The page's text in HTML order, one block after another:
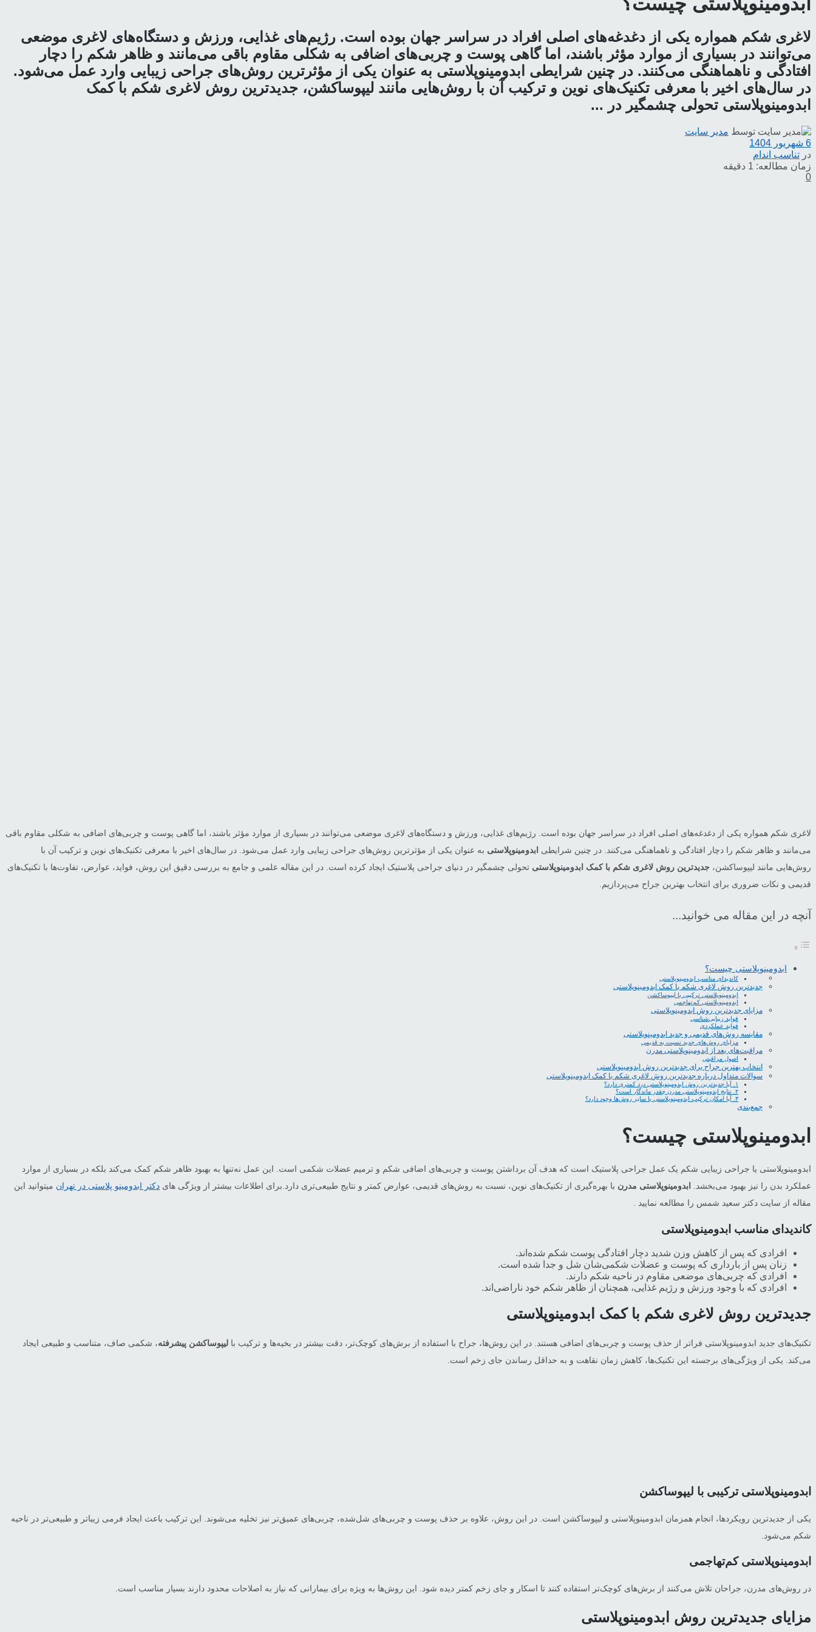
لاغری شکم همواره یکی از دغدغه‌های اصلی افراد در سراسر جهان بوده است. رژیم‌های غذایی، ورزش و دستگاه‌های لاغری موضعی
می‌توانند در بسیاری از موارد مؤثر باشند، اما گاهی پوست و چربی‌های اضافی به شکلی مقاوم باقی می‌مانند و ظاهر شکم را دچار
افتادگی و ناهماهنگی می‌کنند. در چنین شرایطی ابدومینوپلاستی به عنوان یکی از مؤثرترین روش‌های جراحی زیبایی وارد عمل می‌شود.
در سال‌های اخیر با معرفی تکنیک‌های نوین و ترکیب آن با روش‌هایی مانند لیپوساکشن، جدیدترین روش لاغری شکم با کمک
ابدومینوپلاستی تحولی چشمگیر در ...
توسط مدیر سایت
6 شهریور 1404
در تناسب اندام
زمان مطالعه: 1 دقیقه
0
لاغری شکم همواره یکی از دغدغه‌های اصلی افراد در سراسر جهان بوده است. رژیم‌های غذایی، ورزش و دستگاه‌های لاغری موضعی می‌توانند در بسیاری از موارد مؤثر باشند، اما گاهی پوست و چربی‌های اضافی به شکلی مقاوم باقی
می‌مانند و ظاهر شکم را دچار افتادگی و ناهماهنگی می‌کنند. در چنین شرایطی ابدومینوپلاستی به عنوان یکی از مؤثرترین روش‌های جراحی زیبایی وارد عمل می‌شود. در سال‌های اخیر با معرفی تکنیک‌های نوین و ترکیب آن با
روش‌هایی مانند لیپوساکشن، جدیدترین روش لاغری شکم با کمک ابدومینوپلاستی تحولی چشمگیر در دنیای جراحی پلاستیک ایجاد کرده است. در این مقاله علمی و جامع به بررسی دقیق این روش، فواید، عوارض، تفاوت‌ها با تکنیک‌های
قدیمی و نکات ضروری برای انتخاب بهترین جراح می‌پردازیم.
آنچه در این مقاله می خوانید...
ابدومینوپلاستی چیست؟
کاندیدای مناسب ابدومینوپلاستی
جدیدترین روش لاغری شکم با کمک ابدومینوپلاستی
ابدومینوپلاستی ترکیبی با لیپوساکشن
ابدومینوپلاستی کم‌تهاجمی
مزایای جدیدترین روش ابدومینوپلاستی
فواید زیبایی‌شناسی
فواید عملکردی
مقایسه روش‌های قدیمی و جدید ابدومینوپلاستی
مزایای روش‌های جدید نسبت به قدیمی
مراقبت‌های بعد از ابدومینوپلاستی مدرن
اصول مراقبتی
انتخاب بهترین جراح برای جدیدترین روش ابدومینوپلاستی
سوالات متداول درباره جدیدترین روش لاغری شکم با کمک ابدومینوپلاستی
۱. آیا جدیدترین روش ابدومینوپلاستی درد کمتری دارد؟
۲. نتایج ابدومینوپلاستی مدرن چقدر ماندگار است؟
۳. آیا امکان ترکیب ابدومینوپلاستی با سایر روش‌ها وجود دارد؟
جمع‌بندی
ابدومینوپلاستی چیست؟
ابدومینوپلاستی یا جراحی زیبایی شکم یک عمل جراحی پلاستیک است که هدف آن برداشتن پوست و چربی‌های اضافی شکم و ترمیم عضلات شکمی است. این عمل نه‌تنها به بهبود ظاهر شکم کمک می‌کند بلکه در بسیاری از موارد
عملکرد بدن را نیز بهبود می‌بخشد.
ابدومینوپلاستی مدرن با بهره‌گیری از تکنیک‌های نوین، نسبت به روش‌های قدیمی، عوارض کمتر و نتایج طبیعی‌تری دارد.برای اطلاعات بیشتر از ویژگی های دکتر ابدومینو پلاستی در تهران میتوانید این
مقاله از سایت دکتر سعید شمس را مطالعه نمایید .
کاندیدای مناسب ابدومینوپلاستی
افرادی که پس از کاهش وزن شدید دچار افتادگی پوست شکم شده‌اند.
زنان پس از بارداری که پوست و عضلات شکمی‌شان شل و جدا شده است.
افرادی که چربی‌های موضعی مقاوم در ناحیه شکم دارند.
افرادی که با وجود ورزش و رژیم غذایی، همچنان از ظاهر شکم خود ناراضی‌اند.
جدیدترین روش لاغری شکم با کمک ابدومینوپلاستی
تکنیک‌های جدید ابدومینوپلاستی فراتر از حذف پوست و چربی‌های اضافی هستند. در این روش‌ها، جراح با استفاده از برش‌های کوچک‌تر، دقت بیشتر در بخیه‌ها و ترکیب با لیپوساکشن پیشرفته، شکمی صاف، متناسب و طبیعی ایجاد
می‌کند. یکی از ویژگی‌های برجسته این تکنیک‌ها، کاهش زمان نقاهت و به حداقل رساندن جای زخم است.
ابدومینوپلاستی ترکیبی با لیپوساکشن
یکی از جدیدترین رویکردها، انجام همزمان ابدومینوپلاستی و لیپوساکشن است. در این روش، علاوه بر حذف پوست و چربی‌های شل‌شده، چربی‌های عمیق‌تر نیز تخلیه می‌شوند. این ترکیب باعث ایجاد فرمی زیباتر و طبیعی‌تر در ناحیه
شکم می‌شود.
ابدومینوپلاستی کم‌تهاجمی
در روش‌های مدرن، جراحان تلاش می‌کنند از برش‌های کوچک‌تر استفاده کنند تا اسکار و جای زخم کمتر دیده شود. این روش‌ها به ویژه برای بیمارانی که نیاز به اصلاحات محدود دارند بسیار مناسب است.
مزایای جدیدترین روش ابدومینوپلاستی